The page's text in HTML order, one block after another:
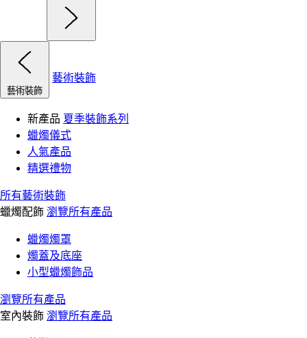
藝術裝飾
藝術裝飾
新產品 夏季裝飾系列
蠟燭儀式
人氣產品
精選禮物
所有藝術裝飾
蠟燭配飾 瀏覽所有產品
蠟燭燭罩
燭蓋及底座
小型蠟燭飾品
瀏覽所有產品
室內裝飾 瀏覽所有產品